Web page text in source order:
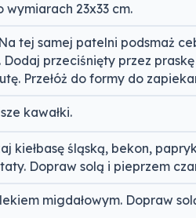
wymiarach 23x33 cm.
tej samej patelni podsmaż
przeciśnięty przez
Przełóż do formy do
kawałki.
kiełbasę śląską, bekon,
Dopraw solą i pieprzem
migdałowym. Dopraw